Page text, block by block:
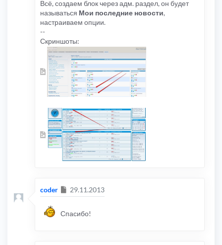
Всё, создаем блок через адм. раздел, он будет
называться Мои последние новости,
настраиваем опции.
--
Скриншоты:
coder Сообщение
29.11.2013
Спасибо!